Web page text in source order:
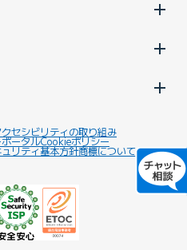
セシビリティの取り組み
ータルCookieポリシー
リティ基本方針商標について